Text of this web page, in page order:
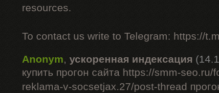
resources.
To contact us write to Telegram: https://
Anonym, ускоренная индексация
купить прогон сайта https://smm-
reklama-v-socsetjax.27/post-thread